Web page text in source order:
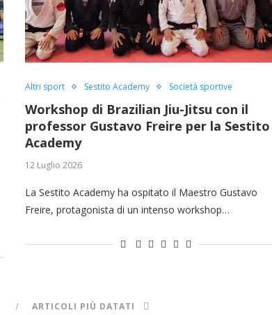
Altri sport Sestito Academy Società sportive
Workshop di Brazilian Jiu-Jitsu con il
professor Gustavo Freire per la Sestito
Academy
12 Luglio 2026
La Sestito Academy ha ospitato il Maestro Gustavo
Freire, protagonista di un intenso workshop…
ARTICOLI PIÙ DATATI